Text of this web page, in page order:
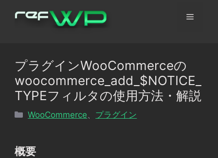
メ
ュ
ー
プラグインWooCommerceの
woocommerce_add_$NOTICE_
TYPEフィルタの使用方法・解説
カ
リ
WooCommerce プラグイン
概要